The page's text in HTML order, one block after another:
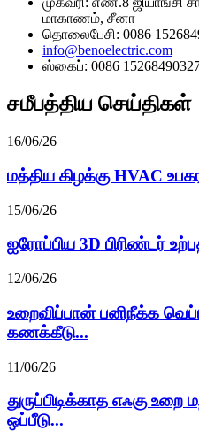
மாகாணம், சீனா
தொலைபேசி: 0086
info@benoelectric.com
ஸ்கைப்: 0086
சமீபத்திய செய்திகள்
16/06/26
மத்திய கிழக்கு HVAC
15/06/26
ஐரோப்பிய 3D பிரிண்டர்
12/06/26
உறைவிப்பான் பனிநீக்க
கணக்கீடு...
11/06/26
துருப்பிடிக்காத எஃகு உறை
ஒப்பீடு...